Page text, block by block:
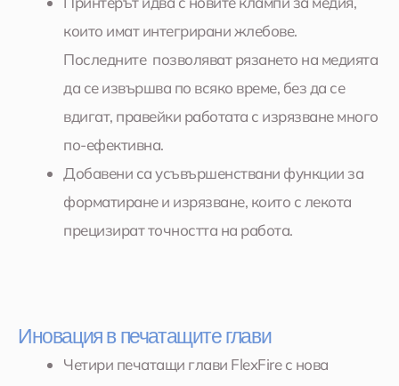
които имат интегрирани жлебовe.
Последните позволяват рязането на медията
да се извършва по всяко време, без да се
вдигат, правейки работата с изрязване много
по-ефективна.
Добавени са усъвършенствани функции за
форматиране и изрязване, които с лекота
прецизират точността на работа.
Иновация в печатащите глави
Четири печатащи глави FlexFire с нова